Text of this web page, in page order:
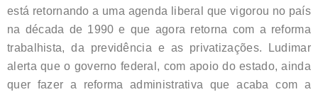
está retornando a uma agenda liberal que vigorou no país
na década de 1990 e que agora retorna com a reforma
trabalhista, da previdência e as privatizações. Ludimar
alerta que o governo federal, com apoio do estado, ainda
quer fazer a reforma administrativa que acaba com a